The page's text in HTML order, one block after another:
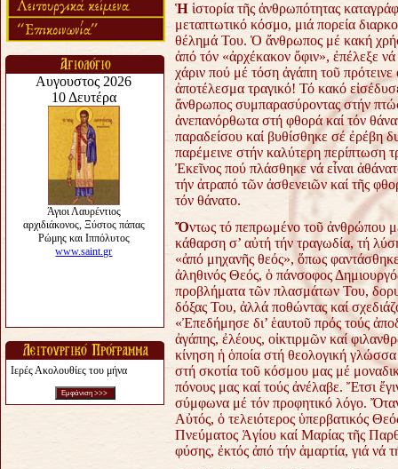
Ιερές Ακολουθίες του μήνα
Ἡ ἱστορία τῆς ἀνθρωπότητας
μεταπτωτικό κόσμο, μιά πορεία
θέλημά Του. Ὁ ἄνθρωπος μέ κακή
ἀπό τόν «ἀρχέκακον ὄφιν», ἐπέλεξε
χάριν πού μέ τόση ἀγάπη τοῦ
ἀποτέλεσμα τραγικό! Τό κακό
ἄνθρωπος συμπαρασύροντας στήν
ἀνεπανόρθωτα στή φθορά καί τόν
παραδείσου καί βυθίσθηκε σέ ἐρέβη
παρέμεινε στήν καλύτερη περίπτωση
Ἐκεῖνος πού πλάσθηκε νά εἶναι
τήν ἀτραπό τῶν ἀσθενειῶν καί τῆς
τόν θάνατο.
Ὄντως τό πεπρωμένο τοῦ ἀνθρώπου
κάθαρση σ’ αὐτή τήν τραγωδία, τή
«ἀπό μηχανῆς θεός», ὅπως
ἀληθινός Θεός, ὁ πάνσοφος
προβλήματα τῶν πλασμάτων Του,
δόξας Του, ἀλλά ποθώντας καί
«Ἐπεδήμησε δι’ ἑαυτοῦ πρός τούς
ἀγάπης, ἐλέους, οἰκτιρμῶν καί
κίνηση ἡ ὁποία στή θεολογική
στή σκοτία τοῦ κόσμου μας μέ
πόνους μας καί τούς ἀνέλαβε. Ἔτσι
σύμφωνα μέ τόν προφητικό λόγο.
Αὐτός, ὁ τελειότερος ὑπερβατικός
Πνεύματος Ἁγίου καί Μαρίας τῆς
φύσης, ἐκτός ἀπό τήν ἁμαρτία, γιά νά